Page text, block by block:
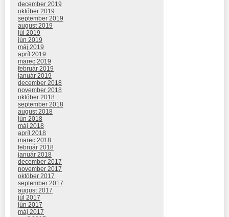
december 2019
október 2019
september 2019
august 2019
júl 2019
jún 2019
máj 2019
apríl 2019
marec 2019
február 2019
január 2019
december 2018
november 2018
október 2018
september 2018
august 2018
jún 2018
máj 2018
apríl 2018
marec 2018
február 2018
január 2018
december 2017
november 2017
október 2017
september 2017
august 2017
júl 2017
jún 2017
máj 2017